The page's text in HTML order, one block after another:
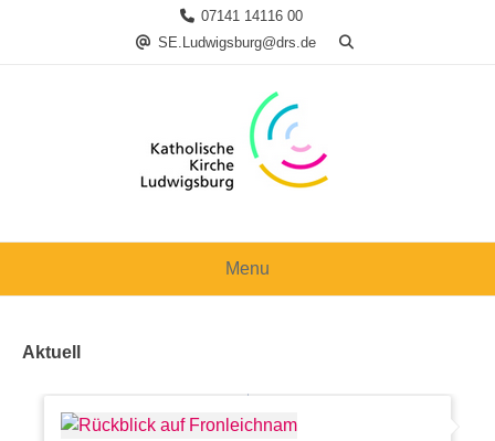
07141 14116 00
SE.Ludwigsburg@drs.de
Menu
Aktuell